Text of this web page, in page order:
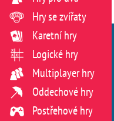
Hry se zvířaty
Karetní hry
Logické hry
Multiplayer hry
Oddechové hry
Postřehové hry